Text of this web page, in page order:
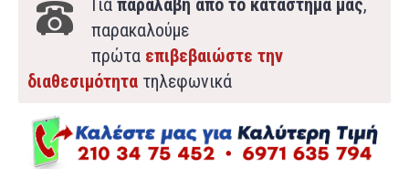
Για παραλαβή από το κατάστημα μας,
παρακαλούμε
πρώτα επιβεβαιώστε την
διαθεσιμότητα τηλεφωνικά